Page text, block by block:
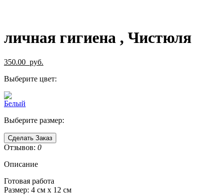
личная гигиена , Чистюля
350.00 руб.
Выберите цвет:
Выберите размер:
Сделать Заказ
Отзывов: 0
Описание
Готовая работа
Размер: 4 см х 12 см